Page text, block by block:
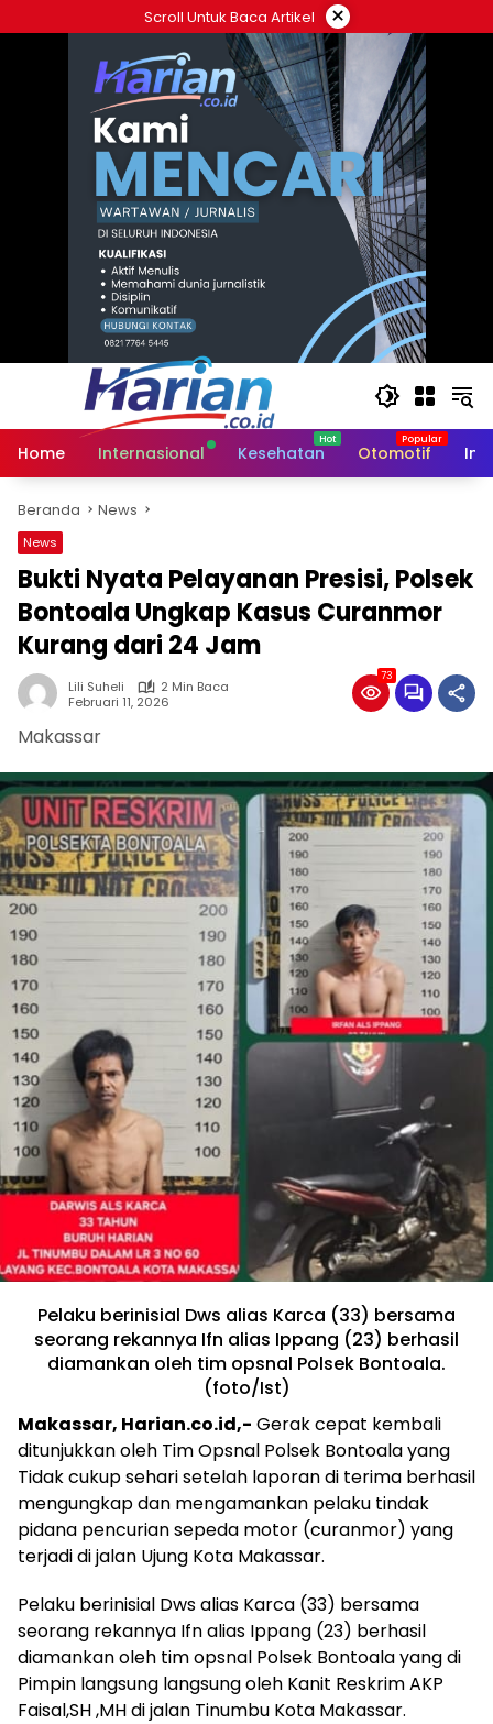
ke
Scroll Untuk Baca Artikel ×
Home Internasional Kesehatan Otomotif
Beranda News
News
Bukti Nyata Pelayanan Presisi, Polsek
Bontoala Ungkap Kasus Curanmor
Kurang dari 24 Jam
Lili Suheli
2 Min Baca
Februari 11, 2026
73
Makassar
Pelaku berinisial Dws alias Karca (33) bersama
seorang rekannya Ifn alias Ippang (23) berhasil
diamankan oleh tim opsnal Polsek Bontoala.
(foto/Ist)
Makassar, Harian.co.id,- Gerak cepat kembali
ditunjukkan oleh Tim Opsnal Polsek Bontoala yang
Tidak cukup sehari setelah laporan di terima berhasil
mengungkap dan mengamankan pelaku tindak
pidana pencurian sepeda motor (curanmor) yang
terjadi di jalan Ujung Kota Makassar.
Pelaku berinisial Dws alias Karca (33) bersama
seorang rekannya Ifn alias Ippang (23) berhasil
diamankan oleh tim opsnal Polsek Bontoala yang di
Pimpin langsung langsung oleh Kanit Reskrim AKP
Faisal,SH ,MH di jalan Tinumbu Kota Makassar.